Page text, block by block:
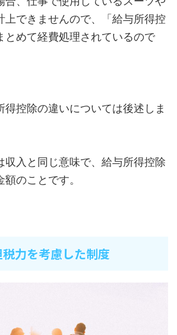
上できませんので、「給与所得控
とめて経費処理されているので
得控除の違いについては後述しま
収入と同じ意味で、給与所得控除
のことです。
力を考慮した制度